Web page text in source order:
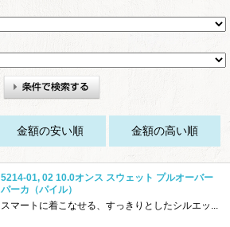
5214-01, 02 10.0オンス スウェット プルオーバー
パーカ（パイル）
スマートに着こなせる、すっきりとしたシルエッ...